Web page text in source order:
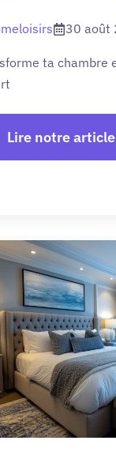
30 août
ta chambre
Lire notre article